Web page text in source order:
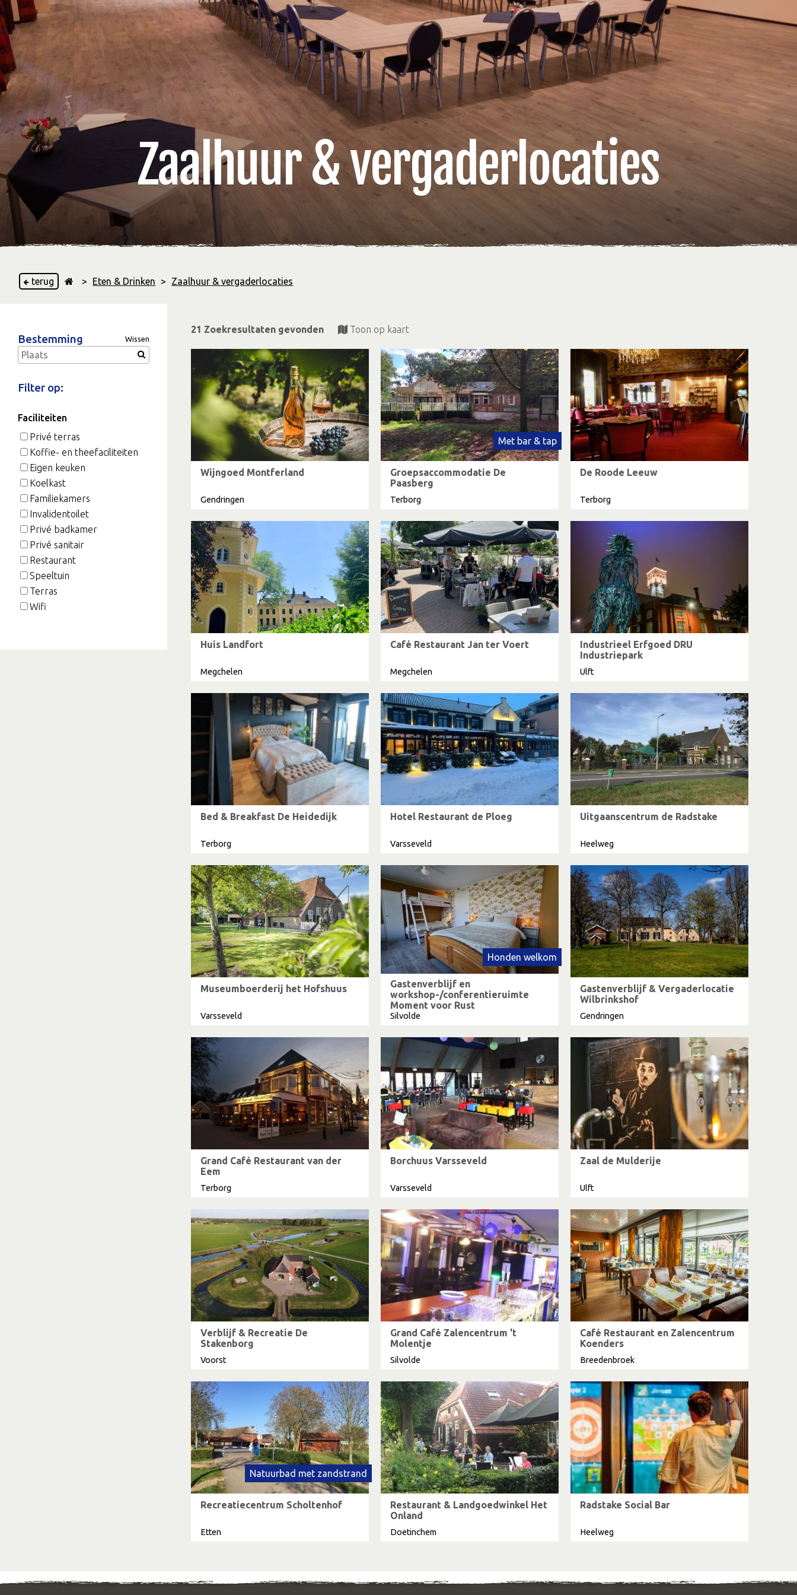
Zaalhuur & vergaderlocaties
terug > Eten & Drinken > Zaalhuur & vergaderlocaties
Bestemming Wissen
Filter op:
Faciliteiten
Privé terras
Koffie- en theefaciliteiten
Eigen keuken
Koelkast
Familiekamers
Invalidentoilet
Privé badkamer
Privé sanitair
Restaurant
Speeltuin
Terras
Wifi
21 Zoekresultaten gevonden Toon op kaart
Wijngoed Montferland
Gendringen
Met bar & tap
Groepsaccommodatie De
Paasberg
Terborg
De Roode Leeuw
Terborg
Huis Landfort
Megchelen
Café Restaurant Jan ter Voert
Megchelen
Industrieel Erfgoed DRU
Industriepark
Ulft
Bed & Breakfast De Heidedijk
Terborg
Hotel Restaurant de Ploeg
Varsseveld
Uitgaanscentrum de Radstake
Heelweg
Museumboerderij het Hofshuus
Varsseveld
Honden welkom
Gastenverblijf en
workshop-/conferentieruimte
Moment voor Rust
Silvolde
Gastenverblijf & Vergaderlocatie
Wilbrinkshof
Gendringen
Grand Café Restaurant van der
Eem
Terborg
Borchuus Varsseveld
Varsseveld
Zaal de Mulderije
Ulft
Verblijf & Recreatie De
Stakenborg
Voorst
Grand Café Zalencentrum 't
Molentje
Silvolde
Café Restaurant en Zalencentrum
Koenders
Breedenbroek
Natuurbad met zandstrand
Recreatiecentrum Scholtenhof
Etten
Restaurant & Landgoedwinkel Het
Onland
Doetinchem
Radstake Social Bar
Heelweg